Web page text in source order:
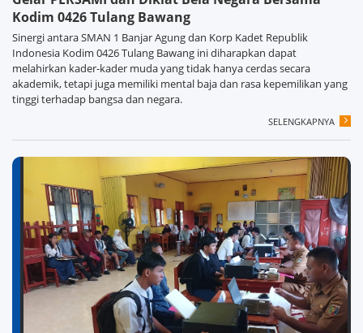
Kodim 0426 Tulang Bawang
Sinergi antara SMAN 1 Banjar Agung dan Korp Kadet Republik
Indonesia Kodim 0426 Tulang Bawang ini diharapkan dapat
melahirkan kader-kader muda yang tidak hanya cerdas secara
akademik, tetapi juga memiliki mental baja dan rasa kepemilikan yang
tinggi terhadap bangsa dan negara.
SELENGKAPNYA